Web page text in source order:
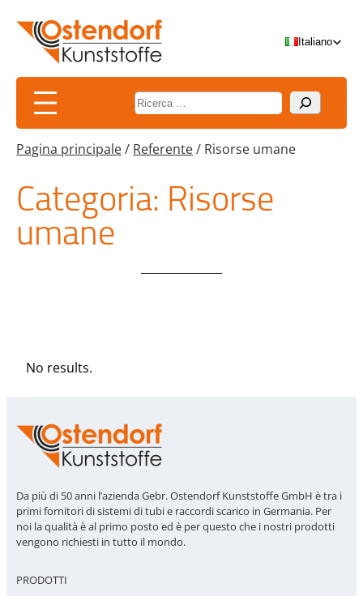
contenuto
Italiano
Suchen
Pagina principale/ Referente/ Risorse umane
Categoria:Risorse
umane
No results.
Da più di 50 anni l’azienda Gebr. Ostendorf Kunststoffe GmbH è tra i
primi fornitori di sistemi di tubi e raccordi scarico in Germania. Per
noi la qualità è al primo posto ed è per questo che i nostri prodotti
vengono richiesti in tutto il mondo.
PRODOTTI